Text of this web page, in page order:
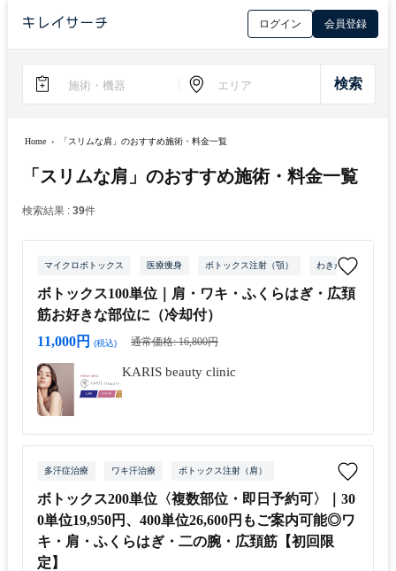
ログイン 会員登録
Home › 「スリムな肩」のおすすめ施術・料金一覧
「スリムな肩」のおすすめ施術・料金一覧
検索結果 : 39件
マイクロボトックス 医療痩身 ボトックス注射（顎） わきが治療
ボトックス100単位｜肩・ワキ・ふくらはぎ・広頚
筋お好きな部位に（冷却付）
11,000円
(税込) 通常価格: 16,800円
KARIS beauty clinic
多汗症治療 ワキ汗治療 ボトックス注射（肩）
ボトックス200単位〈複数部位・即日予約可〉｜30
0単位19,950円、400単位26,600円もご案内可能◎ワ
キ・肩・ふくらはぎ・二の腕・広頚筋【初回限
定】